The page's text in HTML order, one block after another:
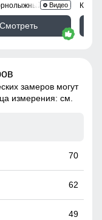
Видео
Смотреть
замеров могут
измерения: см.
70
62
49